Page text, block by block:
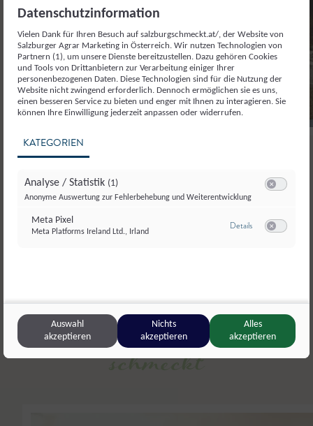
© Salzburger Agrar Marketing/Rogl
Gschichten vonSalzburg
schmeckt
Datenschutzinformation
Vielen Dank für Ihren Besuch auf salzburgschmeckt.at/, der Website von
Salzburger Agrar Marketing in Österreich. Wir nutzen Technologien von
Partnern (1), um unsere Dienste bereitzustellen. Dazu gehören Cookies
und Tools von Drittanbietern zur Verarbeitung einiger Ihrer
personenbezogenen Daten. Diese Technologien sind für die Nutzung der
Website nicht zwingend erforderlich. Dennoch ermöglichen sie es uns,
einen besseren Service zu bieten und enger mit Ihnen zu interagieren. Sie
können Ihre Einwilligung jederzeit anpassen oder widerrufen.
KATEGORIEN
Analyse / Statistik (1)
Anonyme Auswertung zur Fehlerbehebung und Weiterentwicklung
Meta Pixel
Meta Platforms Ireland Ltd., Irland
Detailszu Meta Pixel
Auswahl
akzeptieren
Nichts
akzeptieren
Alles
akzeptieren